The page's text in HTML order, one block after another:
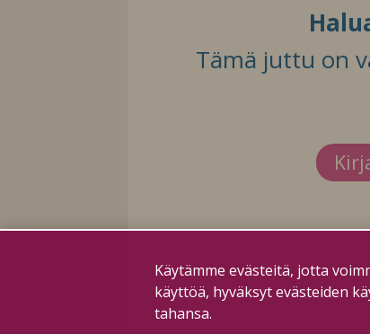
Tämä juttu on
Käytämme evästeitä, jotta
käyttöä, hyväksyt evästeiden
tahansa.